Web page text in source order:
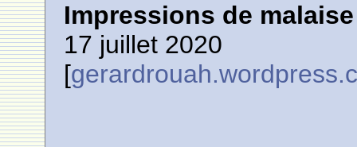
Impressions de malaise
17 juillet 2020
[